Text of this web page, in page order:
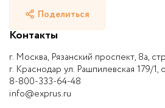
Поделиться
Контакты
г. Москва, Рязанский проспект, 8а,
г. Краснодар ул. Рашпилевская 179/1,
8-800-333-64-48
info@exprus.ru